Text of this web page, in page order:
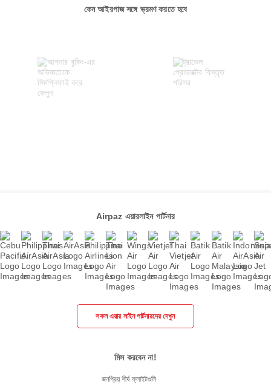
কেন আইরপাজ সঙ্গে ভ্রমণ করতে হবে
Airpaz এয়ারলাইন পার্টনার
সকল এয়ার লাইন পার্টনারদের দেখুন
মিস করবেন না!
জনপ্রিয় শীর্ষ ফ্লাইটগুলি